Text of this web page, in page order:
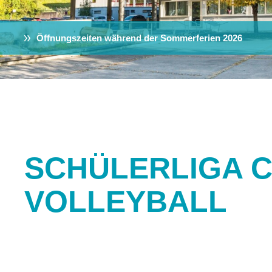
Öffnungszeiten während der Sommerferien 2026
SCHÜLERLIGA
VOLLEYBALL